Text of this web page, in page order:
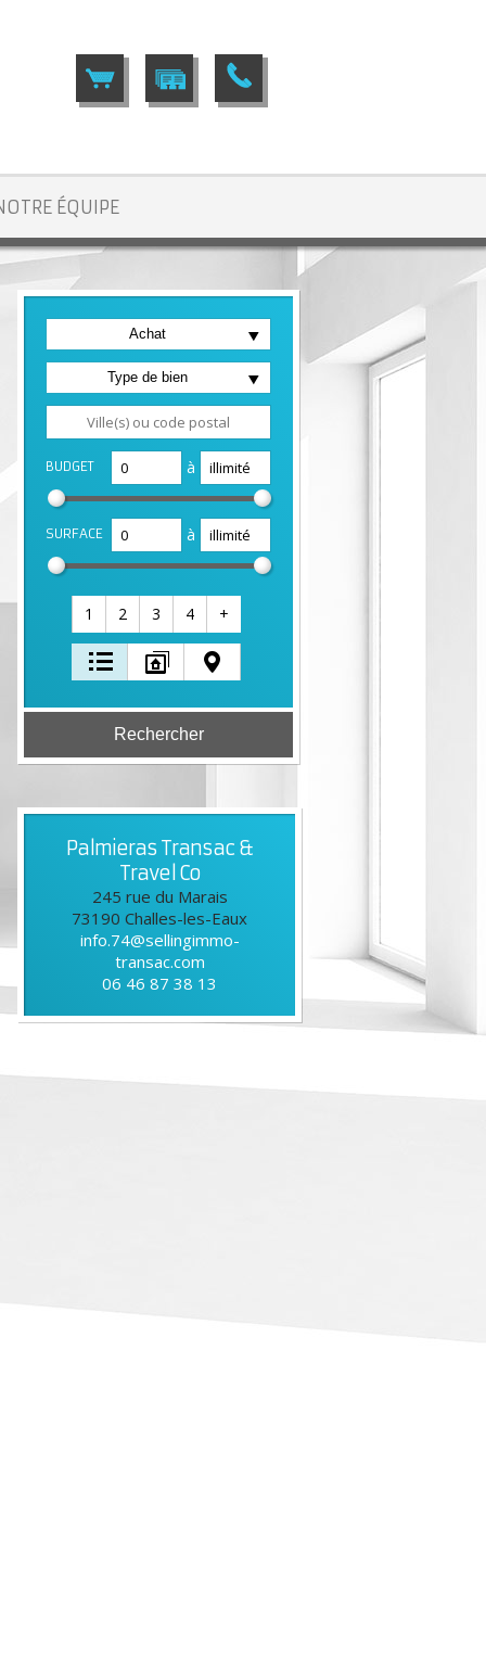
ÉQUIPE
Achat
Type de bien
BUDGET à
SURFACE à
1 2 3 4 +
Palmieras Transac &
Travel Co
245 rue du Marais
73190 Challes-les-Eaux
info.74@sellingimmo-
transac.com
06 46 87 38 13